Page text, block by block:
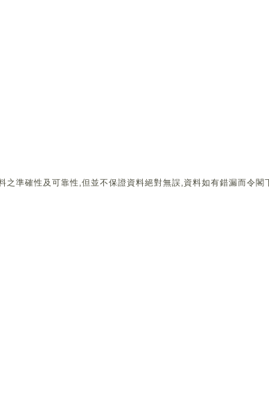
準確性及可靠性,但並不保證資料絕對無誤,資料如有錯漏而令閣